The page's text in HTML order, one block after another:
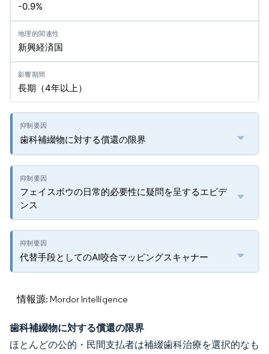
-0.9%
新興経済国
長期（4年以上）
歯科補綴物に対する償還の限界
フェイスボウの日常的必要性に疑問を呈するエビデ
ンス
代替手段としてのAI咬合マッピングスキャナー
情報源: Mordor Intelligence
歯科補綴物に対する償還の限界
ほとんどの公的・民間支払者は補綴歯科治療を選択的なも